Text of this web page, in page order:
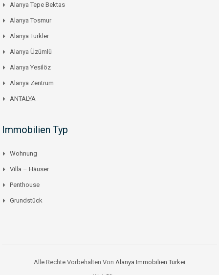
Alanya Tepe Bektas
Alanya Tosmur
Alanya Türkler
Alanya Üzümlü
Alanya Yesilöz
Alanya Zentrum
ANTALYA
Immobilien Typ
Wohnung
Villa – Häuser
Penthouse
Grundstück
Alle Rechte Vorbehalten Von Alanya Immobilien Türkei